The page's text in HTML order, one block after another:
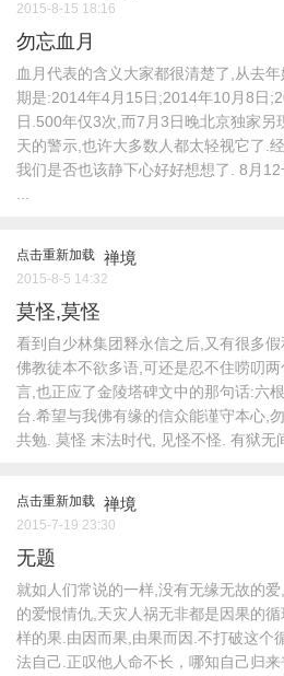
2015-8-15 18:16
勿忘血月
血月代表的含义大家都很清楚了,从去
期是:2014年4月15日;2014年10月8日
日.500年仅3次,而7月3日晚北京独家另
天的警示,也许大多数人都太轻视它了.
我们是否也该静下心好好想想了. 8月
点击重新加载 禅境
2015-8-5 14:32
莫怪,莫怪
看到自少林集团释永信之后,又有很多
佛教徒本不欲多语,可还是忍不住唠叨
言,也正应了金陵塔碑文中的那句话:六
台.希望与我佛有缘的信众能谨守本心,
共勉. 莫怪 末法时代, 见怪不怪. 有狱无
点击重新加载 禅境
2015-7-19 23:30
无题
就如人们常说的一样,没有无缘无故的
的爱恨情仇,天灾人祸无非都是因果的
样的果.由因而果,由果而因.不打破这个
法自己.正叹他人命不长，哪知自己归